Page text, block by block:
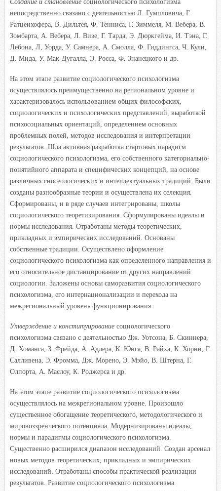
непосредственно связано с деятельностью Л. Гумпловича, Г.
Ратцеихофера, В. Дильтея, Ф. Тенниса, Г. Зиммеля, М. Вебера, В.
Зомбарта, А. Вебера, Л. Визе, Г. Тарда, Э. Дюркгейма, И. Тэна, Г.
Лебона, Л, Уорда, У. Самнера, А. Смолла, Ф. Гиддингса, Ч. Кули,
Д. Мида, У. Мак-Дугалла, Э. Росса, Ф. Знанецкого и др.
На этом этапе развитие социологического психологизма
осуществлялось преимущественно на региональном уровне и
характеризовалось использованием общих философских,
социологических и психологических представлений, выработкой
психосоциальных ориентаций, определением основных
проблемных полей, методов исследования и интерпретации
результатов. Шла активная разработка стартовых парадигм
социологического психологизма, его собственного категориально-
понятийного аппарата и специфических концепций, на основе
различных гносеологических и интеллектуальных традиций. Были
созданы разнообразные теории и осуществлена их селекция.
Сформированы, и в ряде случаев интегрированы, школы
социологического теоретизирования. Сформулированы идеалы и
нормы исследования. Отработаны методы теоретических,
прикладных и эмпирических исследований. Основаны
собственные традиции. Осуществлено оформление
социологического психологизма как определенного направления и
его относительное дистанцирование от других направлений
социологии. Заложены основы саморазвития социологического
психологизма, его интернационализации и перехода на
межрегиональный уровень функционирования.
Утверждение и конституирование социологического
психологизма связано с деятельностью Дж. Уотсона, Б. Скиннера,
Д. Хоманса, 3. Фрейда, А. Адлера, К. Юнга, В. Райха, К. Хорни, Г.
Салливена, Э. Фромма, Дж. Морено, Э. Мэйо, В. Штерна, Г.
Олпорта, А. Маслоу, К. Роджерса и др.
На этом этапе развитие социологического психологизма
осуществлялось на межрегиональном уровне. Произошло
существенное обогащение теоретического, методологического и
мировоззренческого потенциала. Модернизированы идеалы,
нормы и парадигмы социологического психологизма.
Существенно расширился диапазон исследований. Создан арсенал
новых методов теоретических, прикладных и эмпирических
исследований. Отработаны способы практической реализации
результатов. Развитие социологического психологизма